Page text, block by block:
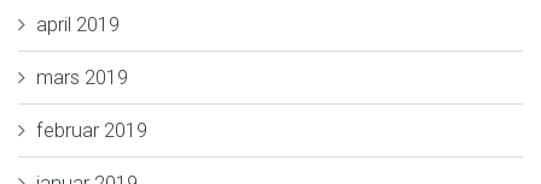
april 2019
mars 2019
februar 2019